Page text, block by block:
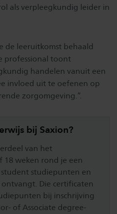
als verpleegkundig leider in
de leeruitkomst behaald
professional toont
handelen vanuit een
invloed uit te oefenen op
zorgomgeving.”.
bij Saxion?
van het
18 weken rond je een
studiepunten en
ontvangt. Die certificaten
bij inschrijving
of Associate degree-